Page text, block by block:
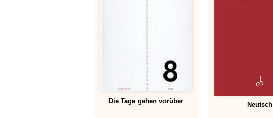
Die Tage gehen vorüber Neutsch